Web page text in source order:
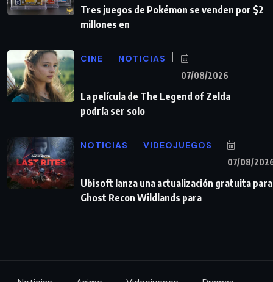
Tres juegos de Pokémon se venden por $2
millones en
CINE NOTICIAS
07/08/2026
La película de The Legend of Zelda
podría ser solo
NOTICIAS VIDEOJUEGOS
07/08/
Ubisoft lanza una actualización gratuita para
Ghost Recon Wildlands para